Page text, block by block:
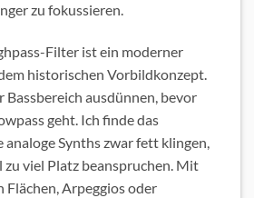
zu fokussieren.
Filter ist ein moderner
historischen Vorbildkonzept.
Bassbereich ausdünnen, bevor
geht. Ich finde das
analoge Synths zwar fett klingen,
zu viel Platz beanspruchen. Mit
Flächen, Arpeggios oder